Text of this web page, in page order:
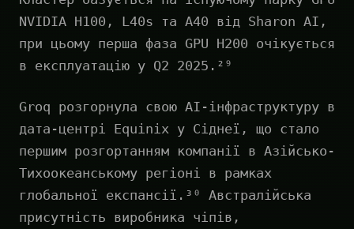
NVIDIA H100, L40s та A40 від Sharon AI,
при цьому перша фаза GPU H200 очікується
в експлуатацію у Q2 2025.²⁹
Groq розгорнула свою AI-інфраструктуру в
дата-центрі Equinix у Сіднеї, що стало
першим розгортанням компанії в Азійсько-
Тихоокеанському регіоні в рамках
глобальної експансії.³⁰ Австралійська
присутність виробника чіпів,